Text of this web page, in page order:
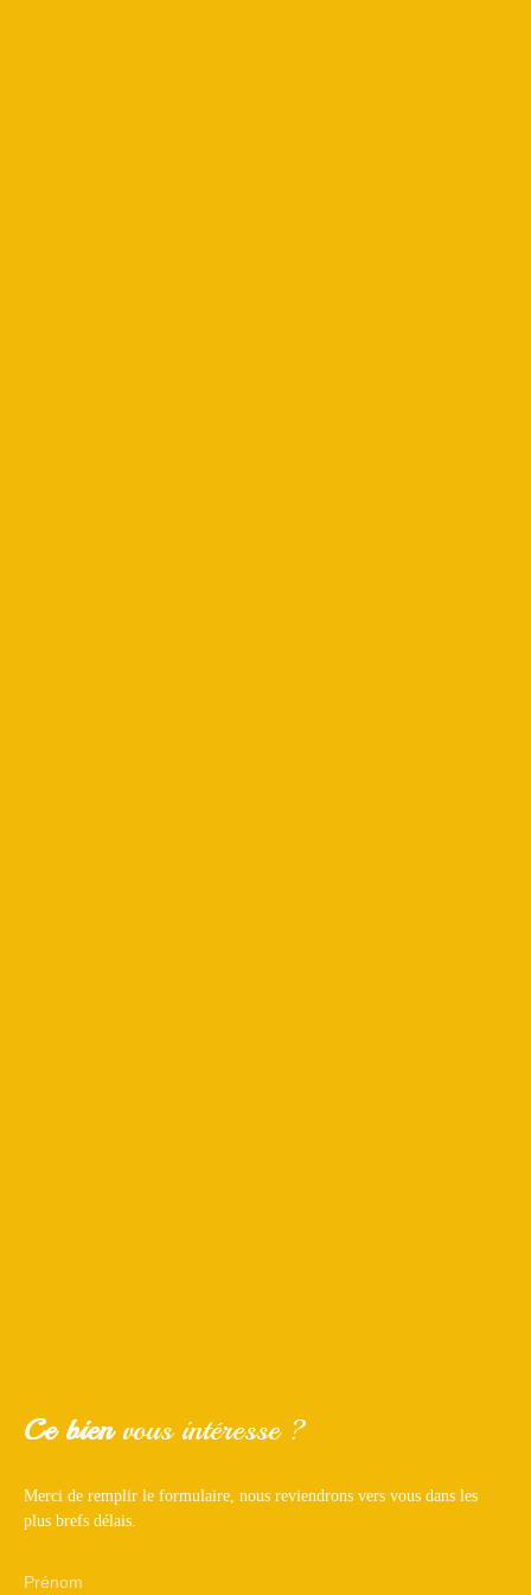
Ce bien vous intéresse ?
Merci de remplir le formulaire, nous reviendrons vers vous dans les
plus brefs délais.
Prénom